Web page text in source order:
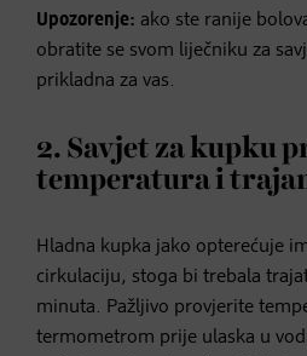
Upozorenje: ako ste ranije
obratite se svom liječniku za
prikladna za vas.
2. Savjet za kupku
temperatura i
Hladna kupka jako opterećuje
cirkulaciju, stoga bi trebala
minuta. Pažljivo provjerite
termometrom prije ulaska u